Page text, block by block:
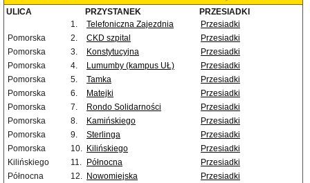
ULICA PRZYSTANEK
PRZESIADKI
1.
Telefoniczna Zajezdnia
Przesiadki
Pomorska
2. CKD szpital
Przesiadki
Pomorska
3. Konstytucyjna
Przesiadki
Pomorska
4. Lumumby (kampus UŁ)
Przesiadki
Pomorska
5. Tamka
Przesiadki
Pomorska
6. Matejki
Przesiadki
Pomorska
7. Rondo Solidarności
Przesiadki
Pomorska
8. Kamińskiego
Przesiadki
Pomorska
9. Sterlinga
Przesiadki
Pomorska
10. Kilińskiego
Przesiadki
Kilińskiego
11. Północna
Przesiadki
Północna
12. Nowomiejska
Przesiadki